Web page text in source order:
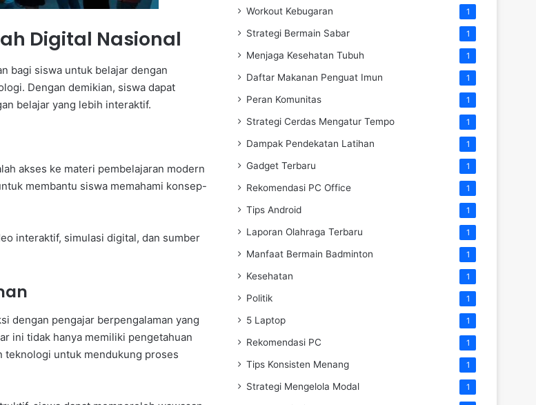
Digital Nasional
bagi siswa untuk belajar dengan
Dengan demikian, siswa dapat
belajar yang lebih interaktif.
akses ke materi pembelajaran modern
membantu siswa memahami konsep-
interaktif, simulasi digital, dan sumber
dengan pengajar berpengalaman yang
ini tidak hanya memiliki pengetahuan
teknologi untuk mendukung proses
Workout Kebugaran 1
Strategi Bermain Sabar 1
Menjaga Kesehatan Tubuh 1
Daftar Makanan Penguat Imun 1
Peran Komunitas 1
Strategi Cerdas Mengatur Tempo 1
Dampak Pendekatan Latihan 1
Gadget Terbaru 1
Rekomendasi PC Office 1
Tips Android 1
Laporan Olahraga Terbaru 1
Manfaat Bermain Badminton 1
Kesehatan 1
Politik 1
5 Laptop 1
Rekomendasi PC 1
Tips Konsisten Menang 1
Strategi Mengelola Modal 1